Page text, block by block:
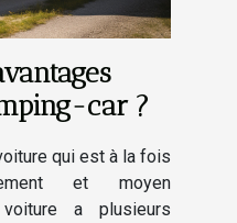
car ?
qui est à la fois
et moyen
a plusieurs